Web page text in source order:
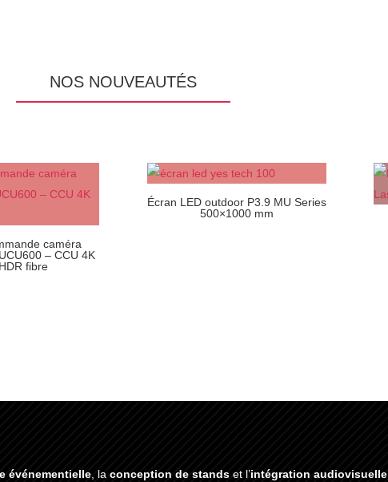
NOS NOUVEAUTÉS
caméra
– CCU 4K
fibre
Écran LED outdoor P3.9 MU Series
500×1000 mm
événementielle, laconception de stands et l’intégration audiovisuelle